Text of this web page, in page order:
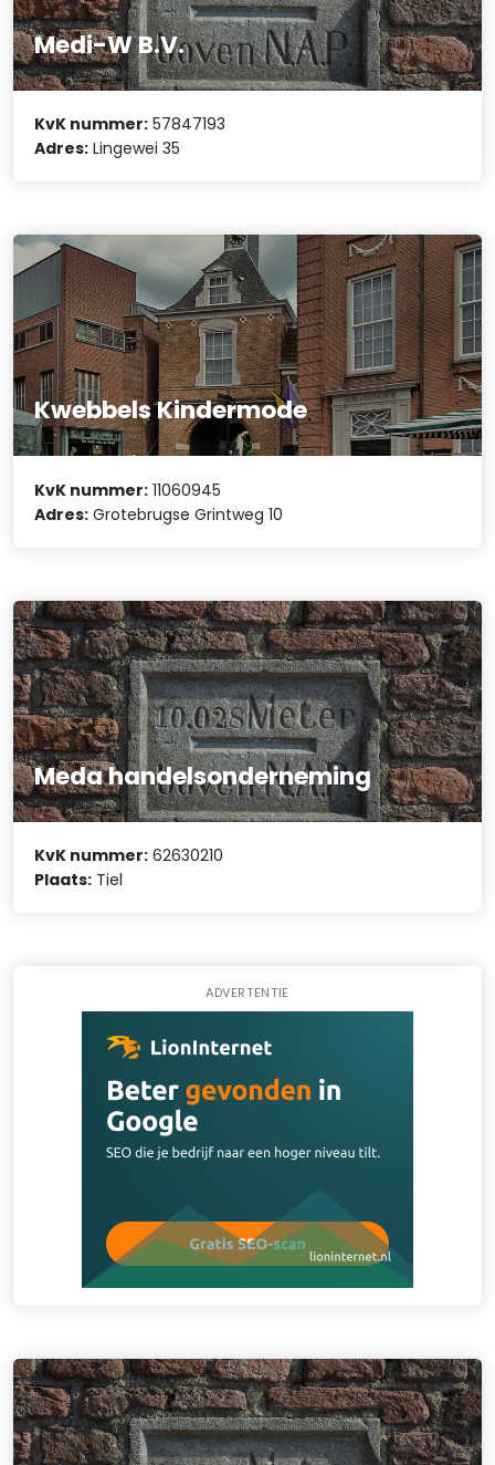
Medi-W B.V.
KvK nummer: 57847193
Adres: Lingewei 35
Kwebbels Kindermode
KvK nummer: 11060945
Adres: Grotebrugse Grintweg 10
Meda handelsonderneming
KvK nummer: 62630210
Plaats: Tiel
ADVERTENTIE